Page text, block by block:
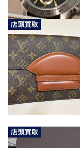
店頭買取
店頭買取